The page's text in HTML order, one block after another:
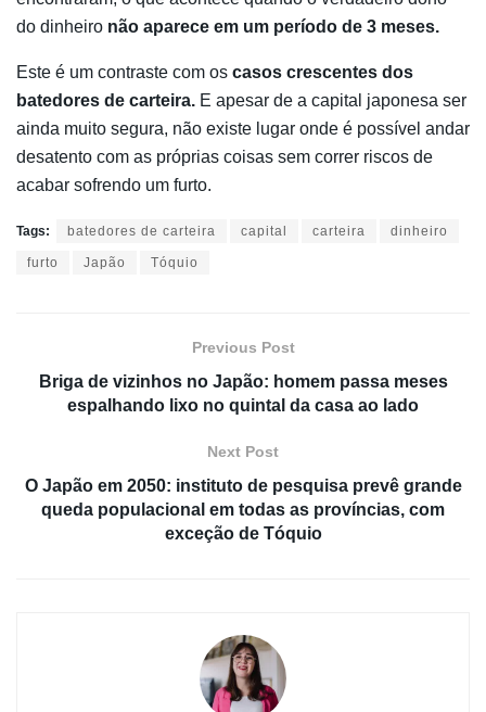
do dinheiro não aparece em um período de 3 meses.
Este é um contraste com os casos crescentes dos
batedores de carteira. E apesar de a capital japonesa ser
ainda muito segura, não existe lugar onde é possível andar
desatento com as próprias coisas sem correr riscos de
acabar sofrendo um furto.
Tags: batedores de carteira capital carteira dinheiro
furto Japão Tóquio
Previous Post
Briga de vizinhos no Japão: homem passa meses
espalhando lixo no quintal da casa ao lado
Next Post
O Japão em 2050: instituto de pesquisa prevê grande
queda populacional em todas as províncias, com
exceção de Tóquio